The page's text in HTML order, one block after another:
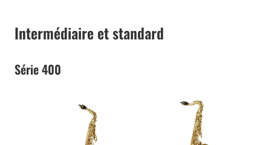
Intermédiaire et standard
Série 400